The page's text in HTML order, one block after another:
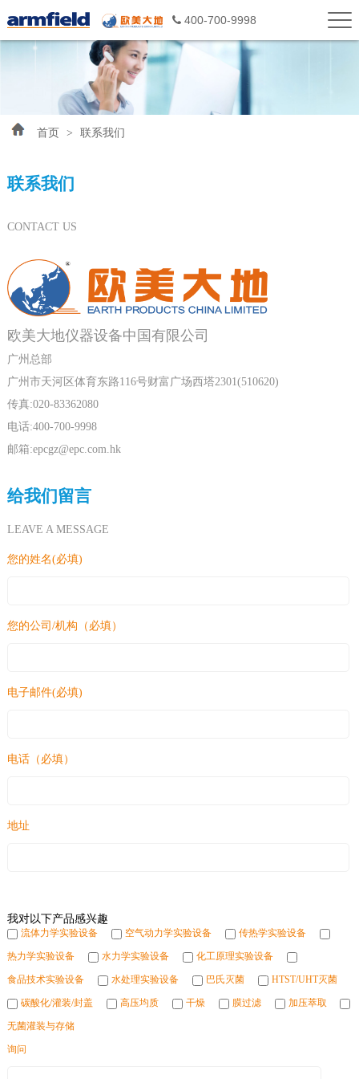
400-700-9998
首页 > 联系我们
联系我们
CONTACT US
欧美大地仪器设备中国有限公司
广州总部
广州市天河区体育东路116号财富广场西塔2301(510620)
传真:020-83362080
电话:400-700-9998
邮箱:epcgz@epc.com.hk
给我们留言
LEAVE A MESSAGE
您的姓名(必填)
您的公司/机构（必填）
电子邮件(必填)
电话（必填）
地址
我对以下产品感兴趣
流体力学实验设备 空气动力学实验设备 传热学实验设备
热力学实验设备 水力学实验设备 化工原理实验设备
食品技术实验设备 水处理实验设备 巴氏灭菌 HTST/UHT灭菌
碳酸化/灌装/封盖 高压均质 干燥 膜过滤 加压萃取
无菌灌装与存储
询问